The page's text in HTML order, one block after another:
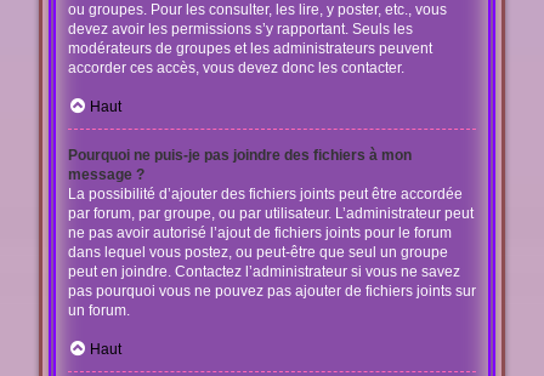
ou groupes. Pour les consulter, les lire, y poster, etc., vous
devez avoir les permissions s’y rapportant. Seuls les
modérateurs de groupes et les administrateurs peuvent
accorder ces accès, vous devez donc les contacter.
Haut
Pourquoi ne puis-je pas joindre des fichiers à mon
message ?
La possibilité d’ajouter des fichiers joints peut être accordée
par forum, par groupe, ou par utilisateur. L’administrateur peut
ne pas avoir autorisé l’ajout de fichiers joints pour le forum
dans lequel vous postez, ou peut-être que seul un groupe
peut en joindre. Contactez l’administrateur si vous ne savez
pas pourquoi vous ne pouvez pas ajouter de fichiers joints sur
un forum.
Haut